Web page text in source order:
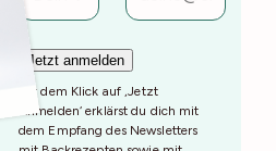
Mit dem Klick auf ‚Jetzt
Anmelden‘ erklärst du dich mit
dem Empfang des Newsletters